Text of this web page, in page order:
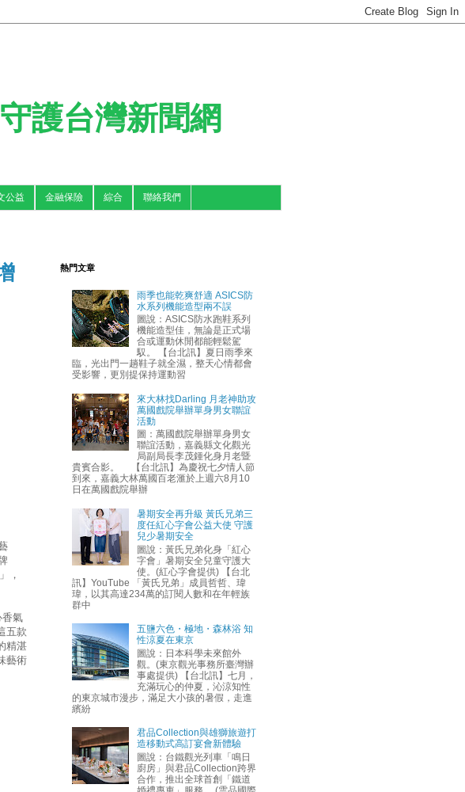
護台灣新聞網
公益 金融保險 綜合 聯絡我們
，
香氣
五款
精湛
藝術
熱門文章
雨季也能乾爽舒適 ASICS防
水系列機能造型兩不誤
圖說：ASICS防水跑鞋系列
機能造型佳，無論是正式場
合或運動休閒都能輕鬆駕
馭。 【台北訊】夏日雨季來
臨，光出門一趟鞋子就全濕，整天心情都會
受影響，更別提保持運動習
來大林找Darling 月老神助攻
萬國戲院舉辦單身男女聯誼
活動
圖：萬國戲院舉辦單身男女
聯誼活動，嘉義縣文化觀光
局副局長李茂鍾化身月老暨
貴賓合影。 【台北訊】為慶祝七夕情人節
到來，嘉義大林萬國百老滙於上週六8月10
日在萬國戲院舉辦
暑期安全再升級 黃氏兄弟三
度任紅心字會公益大使 守護
兒少暑期安全
圖說：黃氏兄弟化身「紅心
字會」暑期安全兒童守護大
使。(紅心字會提供) 【台北
訊】YouTube 「黃氏兄弟」成員哲哲、瑋
瑋，以其高達234萬的訂閱人數和在年輕族
群中
五鹽六色・極地・森林浴 知
性涼夏在東京
圖說：日本科學未來館外
觀。(東京觀光事務所臺灣辦
事處提供) 【台北訊】七月，
充滿玩心的仲夏，沁涼知性
的東京城市漫步，滿足大小孩的暑假，走進
繽紛
君品Collection與雄獅旅遊打
造移動式高訂宴會新體驗
圖說：台鐵觀光列車「鳴日
廚房」與君品Collection跨界
合作，推出全球首創「鐵道